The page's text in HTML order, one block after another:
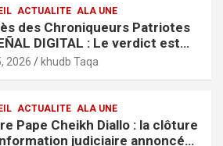
ACTUALITE ALA UNE
des Chroniqueurs Patriotes
DIGITAL : Le verdict est
2026 khudb Taqa
ACTUALITE ALA UNE
Pape Cheikh Diallo : la clôture
judiciaire annoncée